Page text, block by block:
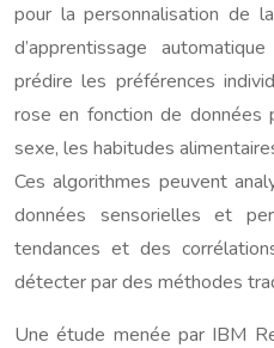
pour la personnalisation de
d’apprentissage
prédire les préférences
rose en fonction de données
sexe, les habitudes
Ces algorithmes peuvent
données sensorielles et
tendances et des
détecter par des méthodes
Une étude menée par IBM